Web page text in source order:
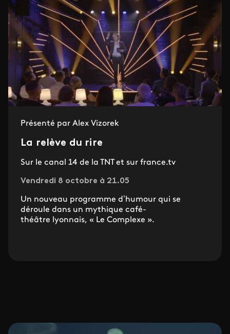
Présenté par Alex Vizorek
La relève du rire
Sur le canal 14 de la TNT et sur france.tv
Vendredi 8 octobre à 21.05
Un nouveau programme d’humour qui se
déroule dans un mythique café-
théâtre lyonnais, « Le Complexe ».